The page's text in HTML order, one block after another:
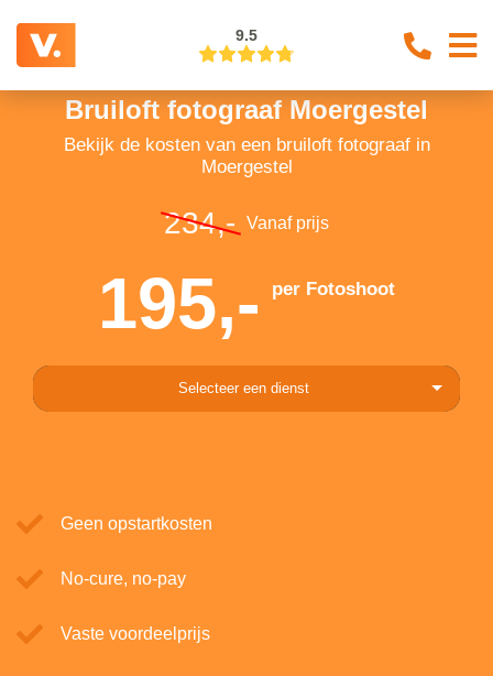
9.5
Bruiloft fotograaf Moergestel
Bekijk de kosten van een bruiloft fotograaf in
Moergestel
234,- Vanaf prijs
195,- per Fotoshoot
Selecteer een dienst
Geen opstartkosten
No-cure, no-pay
Vaste voordeelprijs